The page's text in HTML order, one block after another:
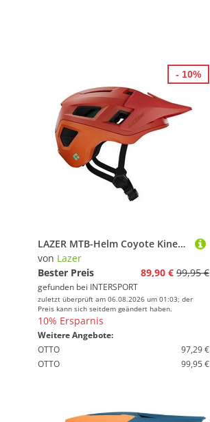
LAZER MTB-Helm Coyote KinetiCore, orange
von Lazer
Bester Preis
89,90 € 99,95 €
gefunden bei INTERSPORT
zuletzt überprüft am 06.08.2026 um 01:03; der
Preis kann sich seitdem geändert haben.
10% Ersparnis
Weitere Angebote:
OTTO
97,29 €
OTTO
99,95 €
- 10%